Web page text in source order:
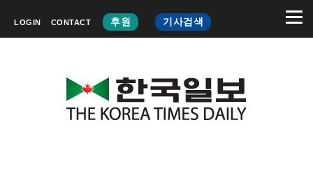
LOGIN CONTACT 후원 기사검색